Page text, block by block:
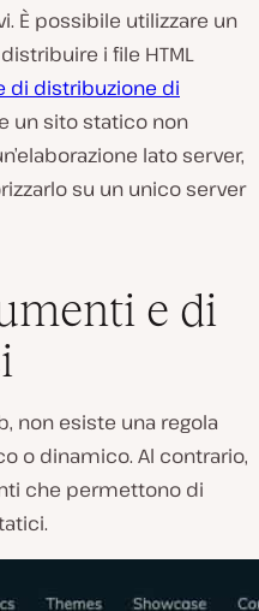
È possibile utilizzare un
i file HTML
di distribuzione di
un sito statico non
lato server,
su un unico server
e di
non esiste una regola
o dinamico. Al contrario,
che permettono di